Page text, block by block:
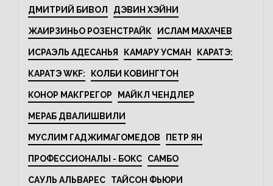
ДМИТРИЙ БИВОЛ ДЭВИН ХЭЙНИ
ЖАИРЗИНЬО РОЗЕНСТРАЙК ИСЛАМ МАХАЧЕВ
ИСРАЭЛЬ АДЕСАНЬЯ КАМАРУ УСМАН КАРАТЭ:
КАРАТЭ WKF: КОЛБИ КОВИНГТОН
КОНОР МАКГРЕГОР МАЙКЛ ЧЕНДЛЕР
МЕРАБ ДВАЛИШВИЛИ
МУСЛИМ ГАДЖИМАГОМЕДОВ ПЕТР ЯН
ПРОФЕССИОНАЛЫ - БОКС САМБО
САУЛЬ АЛЬВАРЕС ТАЙСОН ФЬЮРИ